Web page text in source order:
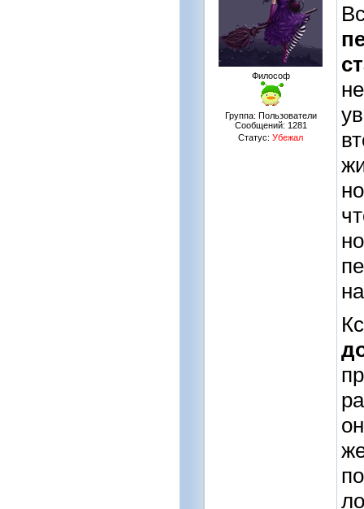
Философ
Группа: Пользователи
Сообщений: 1281
Статус: Убежал